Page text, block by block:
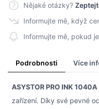
Nějaké otázky?
Informujte mě, když
Informujte mě, pokud
Podrobnosti Více
ASYSTOR PRO INK 1040A
zařízení. Díky své pevné